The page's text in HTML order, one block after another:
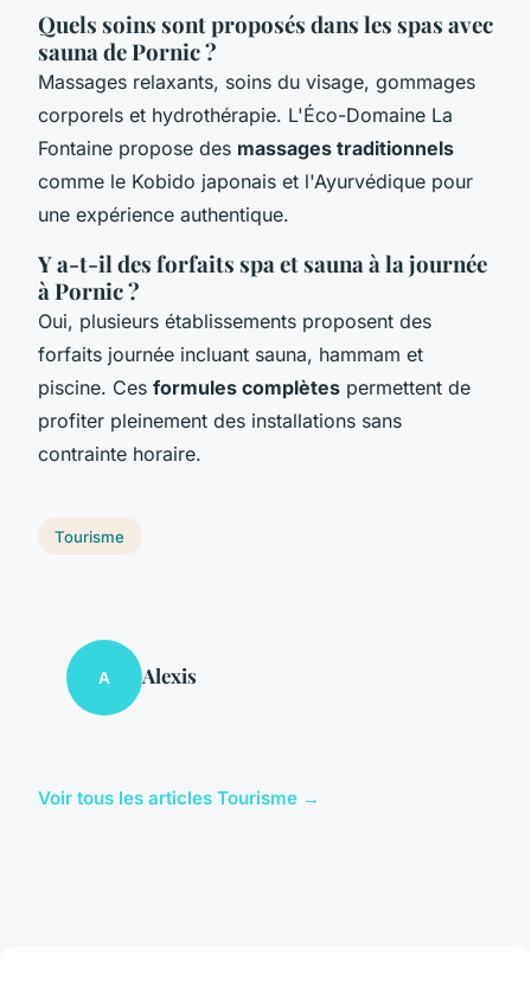
Quels soins sont proposés dans les spas avec
sauna de Pornic ?
Massages relaxants, soins du visage, gommages
corporels et hydrothérapie. L'Éco-Domaine La
Fontaine propose des massages traditionnels
comme le Kobido japonais et l'Ayurvédique pour
une expérience authentique.
Y a-t-il des forfaits spa et sauna à la journée
à Pornic ?
Oui, plusieurs établissements proposent des
forfaits journée incluant sauna, hammam et
piscine. Ces formules complètes permettent de
profiter pleinement des installations sans
contrainte horaire.
Tourisme
A Alexis
Voir tous les articles Tourisme →